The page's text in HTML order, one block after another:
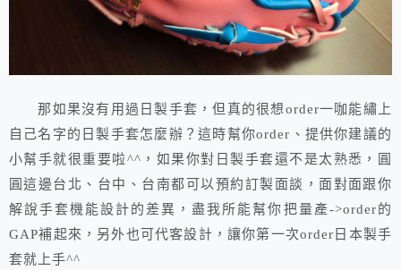
那如果沒有用過日製手套，但真的很想order一咖能繡上
自己名字的日製手套怎麼辦？這時幫你order、提供你建議的
小幫手就很重要啦^^，如果你對日製手套還不是太熟悉，圓
圓這邊台北、台中、台南都可以預約訂製面談，面對面跟你
解說手套機能設計的差異，盡我所能幫你把量產->order的
GAP補起來，另外也可代客設計，讓你第一次order日本製手
套就上手^^